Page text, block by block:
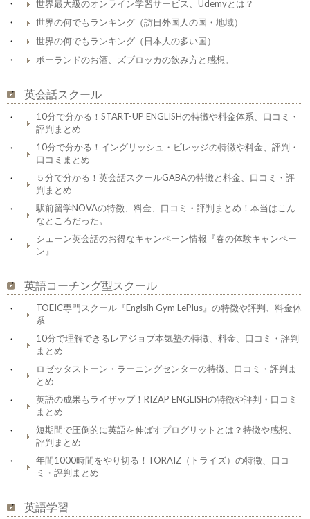
世界最大級のオンライン学習サービス、Udemyとは？
世界の何でもランキング（訪日外国人の国・地域）
世界の何でもランキング（日本人の多い国）
ポーランドのお酒、ズブロッカの飲み方と感想。
英会話スクール
10分で分かる！START-UP ENGLISHの特徴や料金体系、口コミ・
評判まとめ
10分で分かる！イングリッシュ・ビレッジの特徴や料金、評判・
口コミまとめ
５分で分かる！英会話スクールGABAの特徴と料金、口コミ・評
判まとめ
駅前留学NOVAの特徴、料金、口コミ・評判まとめ！本当はこん
なところだった。
シェーン英会話のお得なキャンペーン情報『春の体験キャンペー
ン』
英語コーチング型スクール
TOEIC専門スクール『Englsih Gym LePlus』の特徴や評判、料金体
系
10分で理解できるレアジョブ本気塾の特徴、料金、口コミ・評判
まとめ
ロゼッタストーン・ラーニングセンターの特徴、口コミ・評判ま
とめ
英語の成果もライザップ！RIZAP ENGLISHの特徴や評判・口コミ
まとめ
短期間で圧倒的に英語を伸ばすプログリットとは？特徴や感想、
評判まとめ
年間1000時間をやり切る！TORAIZ（トライズ）の特徴、口コ
ミ・評判まとめ
英語学習